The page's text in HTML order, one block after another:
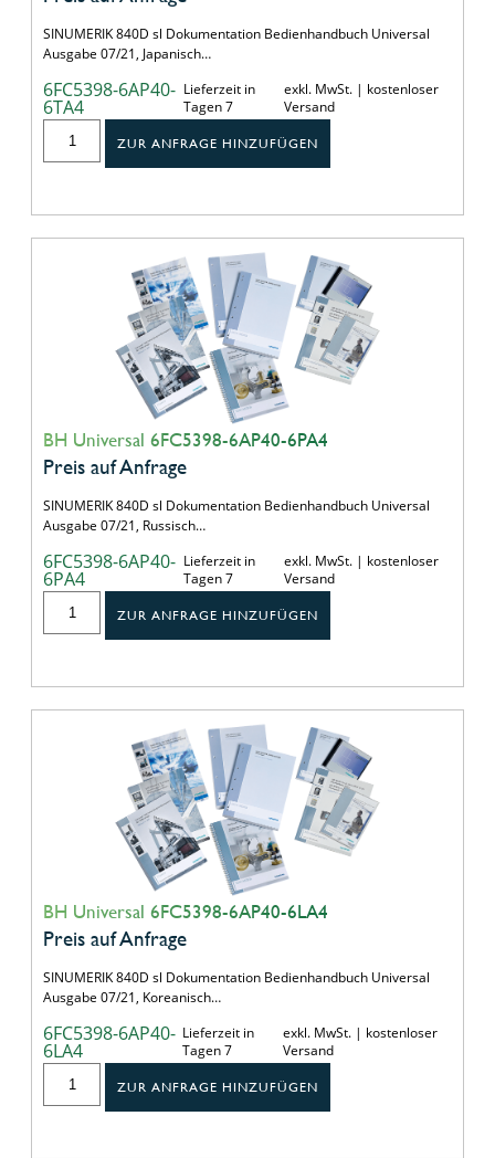
SINUMERIK 840D sl Dokumentation Bedienhandbuch Universal
Ausgabe 07/21, Japanisch…
6FC5398-6AP40-
6TA4
Lieferzeit in
Tagen 7
exkl. MwSt. | kostenloser
Versand
ZUR ANFRAGE HINZUFÜGEN
BH Universal 6FC5398-6AP40-6PA4
Preis auf Anfrage
SINUMERIK 840D sl Dokumentation Bedienhandbuch Universal
Ausgabe 07/21, Russisch…
6FC5398-6AP40-
6PA4
Lieferzeit in
Tagen 7
exkl. MwSt. | kostenloser
Versand
ZUR ANFRAGE HINZUFÜGEN
BH Universal 6FC5398-6AP40-6LA4
Preis auf Anfrage
SINUMERIK 840D sl Dokumentation Bedienhandbuch Universal
Ausgabe 07/21, Koreanisch…
6FC5398-6AP40-
6LA4
Lieferzeit in
Tagen 7
exkl. MwSt. | kostenloser
Versand
ZUR ANFRAGE HINZUFÜGEN